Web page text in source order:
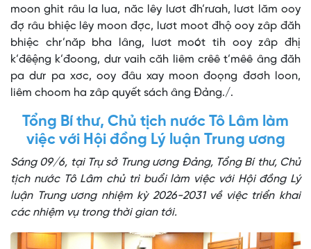
moon ghit râu la lua, năc lêy lươt đh’rưah, lươt lăm ooy
đợ râu bhiệc lêy moon đợc, lươt moot đhộ ooy zâp đăh
bhiệc chr’năp bha lâng, lươt moót tih ooy zâp đhị
k’đêệng k’đoong, dưr vaih căh liêm crêê t’mêê âng đăh
pa dưr pa xơc, ooy đâu xay moon đoọng đơơh loon,
liêm choom ha zâp quyết sách âng Đảng./.
Tổng Bí thư, Chủ tịch nước Tô Lâm làm
việc với Hội đồng Lý luận Trung ương
Sáng 09/6, tại Trụ sở Trung ương Đảng, Tổng Bí thư, Chủ
tịch nước Tô Lâm chủ trì buổi làm việc với Hội đồng Lý
luận Trung ương nhiệm kỳ 2026-2031 về việc triển khai
các nhiệm vụ trong thời gian tới.